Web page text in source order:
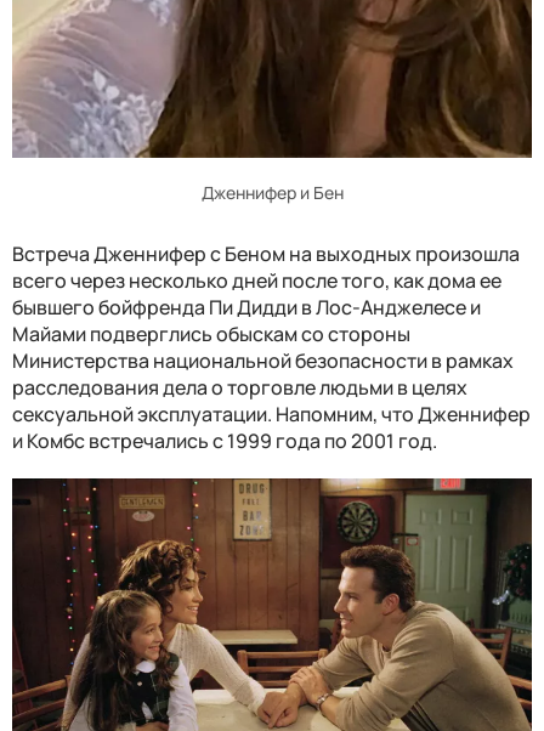
Дженнифер и Бен
Встреча Дженнифер с Беном на выходных произошла
всего через несколько дней после того, как дома ее
бывшего бойфренда Пи Дидди в Лос-Анджелесе и
Майами подверглись обыскам со стороны
Министерства национальной безопасности в рамках
расследования дела о торговле людьми в целях
сексуальной эксплуатации. Напомним, что Дженнифер
и Комбс встречались с 1999 года по 2001 год.